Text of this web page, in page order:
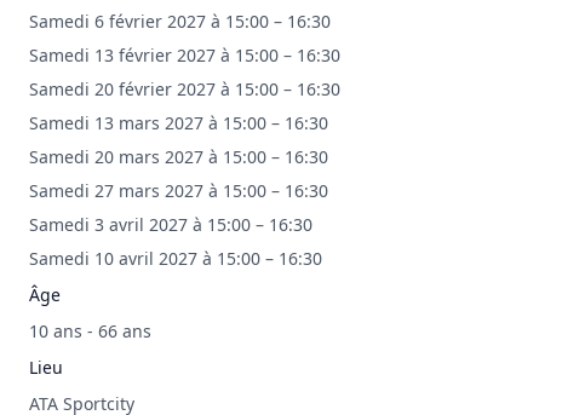
Samedi 6 février 2027 à 15:00 – 16:30
Samedi 13 février 2027 à 15:00 – 16:30
Samedi 20 février 2027 à 15:00 – 16:30
Samedi 13 mars 2027 à 15:00 – 16:30
Samedi 20 mars 2027 à 15:00 – 16:30
Samedi 27 mars 2027 à 15:00 – 16:30
Samedi 3 avril 2027 à 15:00 – 16:30
Samedi 10 avril 2027 à 15:00 – 16:30
Âge
10 ans - 66 ans
Lieu
ATA Sportcity